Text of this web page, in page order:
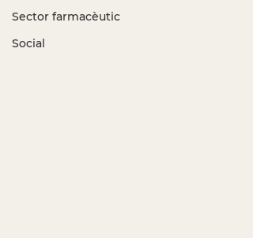
Sector farmacèutic
Social